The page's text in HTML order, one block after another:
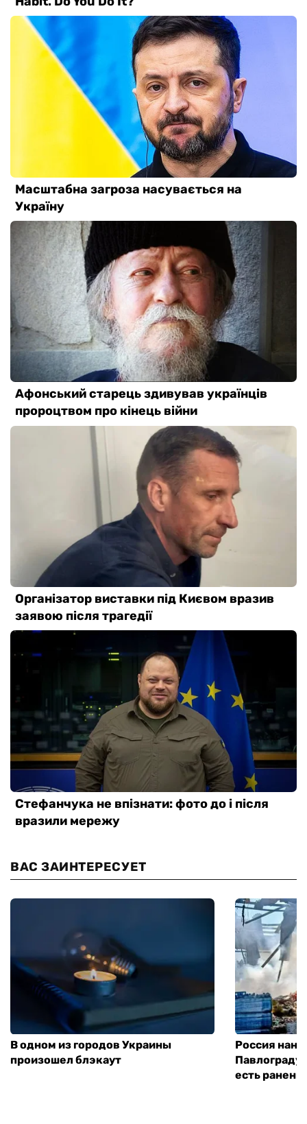
ВАС ЗАИНТЕРЕСУЕТ
В одном из городов Украины
произошел блэкаут
Россия
есть